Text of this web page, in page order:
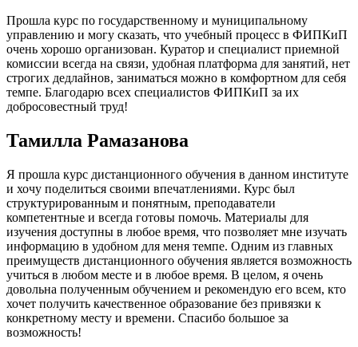
Прошла курс по государственному и муниципальному
управлению и могу сказать, что учебный процесс в ФИПКиП
очень хорошо организован. Куратор и специалист приемной
комиссии всегда на связи, удобная платформа для занятий, нет
строгих дедлайнов, заниматься можно в комфортном для себя
темпе. Благодарю всех специалистов ФИПКиП за их
добросовестный труд!
Тамилла Рамазанова
Я прошла курс дистанционного обучения в данном институте
и хочу поделиться своими впечатлениями. Курс был
структурированным и понятным, преподаватели
компетентные и всегда готовы помочь. Материалы для
изучения доступны в любое время, что позволяет мне изучать
информацию в удобном для меня темпе. Одним из главных
преимуществ дистанционного обучения является возможность
учиться в любом месте и в любое время. В целом, я очень
довольна полученным обучением и рекомендую его всем, кто
хочет получить качественное образование без привязки к
конкретному месту и времени. Спасибо большое за
возможность!